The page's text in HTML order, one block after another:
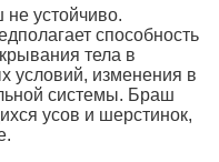
устойчиво.
способность
тела в
условий, изменения в
системы. Браш
усов и шерстинок,